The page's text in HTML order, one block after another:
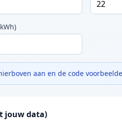
aan en de code
jouw data)